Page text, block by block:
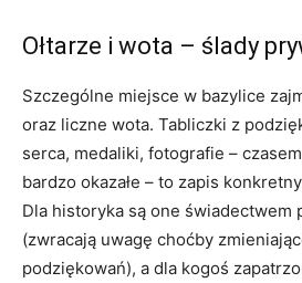
Ołtarze i wota – ślady
Szczególne miejsce w bazylice
oraz liczne wota. Tabliczki z
serca, medaliki, fotografie –
bardzo okazałe – to zapis
Dla historyka są one świadectwem
(zwracają uwagę choćby
podziękowań), a dla kogoś